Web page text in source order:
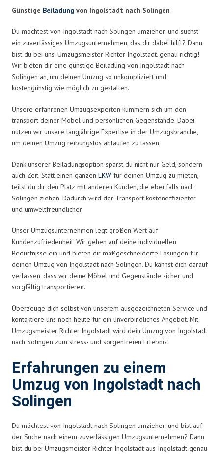
Günstige Beiladung von Ingolstadt nach Solingen
Du möchtest von Ingolstadt nach Solingen umziehen und suchst
ein zuverlässiges Umzugsunternehmen, das dir dabei hilft? Dann
bist du bei uns, Umzugsmeister Richter Ingolstadt, genau richtig!
Wir bieten dir eine günstige Beiladung von Ingolstadt nach
Solingen an, um deinen Umzug so unkompliziert und
kostengünstig wie möglich zu gestalten.
Unsere erfahrenen Umzugsexperten kümmern sich um den
transport deiner Möbel und persönlichen Gegenstände. Dabei
nutzen wir unsere langjährige Expertise in der Umzugsbranche,
um deinen Umzug reibungslos ablaufen zu lassen.
Dank unserer Beiladungsoption sparst du nicht nur Geld, sondern
auch Zeit. Statt einen ganzen LKW für deinen Umzug zu mieten,
teilst du dir den Platz mit anderen Kunden, die ebenfalls nach
Solingen ziehen. Dadurch wird der Transport kosteneffizienter
und umweltfreundlicher.
Unser Umzugsunternehmen legt großen Wert auf
Kundenzufriedenheit. Wir gehen auf deine individuellen
Bedürfnisse ein und bieten dir maßgeschneiderte Lösungen für
deinen Umzug von Ingolstadt nach Solingen. Du kannst dich darauf
verlassen, dass wir deine Möbel und Gegenstände sicher und
sorgfältig transportieren.
Überzeuge dich selbst von unserem ausgezeichneten Service und
kontaktiere uns noch heute für ein unverbindliches Angebot. Mit
Umzugsmeister Richter Ingolstadt wird dein Umzug von Ingolstadt
nach Solingen zum stress- und sorgenfreien Erlebnis!
Erfahrungen zu einem
Umzug von Ingolstadt nach
Solingen
Du möchtest von Ingolstadt nach Solingen umziehen und bist auf
der Suche nach einem zuverlässigen Umzugsunternehmen? Dann
bist du bei Umzugsmeister Richter Ingolstadt aus Ingolstadt genau